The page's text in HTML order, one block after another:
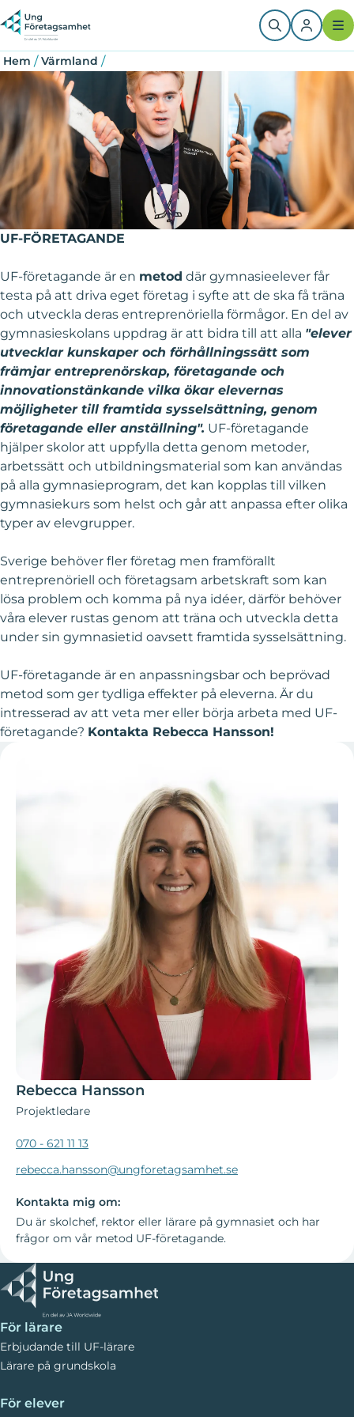
Hoppa
till
huvudinnehåll
Länkstig
Hem / Värmland /
UF-FÖRETAGANDE
UF-företagande är en metod där gymnasieelever får
testa på att driva eget företag i syfte att de ska få träna
och utveckla deras entreprenöriella förmågor. En del av
gymnasieskolans uppdrag är att bidra till att alla "elever
utvecklar kunskaper och förhållningssätt som
främjar entreprenörskap, företagande och
innovationstänkande vilka ökar elevernas
möjligheter till framtida sysselsättning, genom
företagande eller anställning". UF-företagande
hjälper skolor att uppfylla detta genom metoder,
arbetssätt och utbildningsmaterial som kan användas
på alla gymnasieprogram, det kan kopplas till vilken
gymnasiekurs som helst och går att anpassa efter olika
typer av elevgrupper.
Sverige behöver fler företag men framförallt
entreprenöriell och företagsam arbetskraft som kan
lösa problem och komma på nya idéer, därför behöver
våra elever rustas genom att träna och utveckla detta
under sin gymnasietid oavsett framtida sysselsättning.
UF-företagande är en anpassningsbar och beprövad
metod som ger tydliga effekter på eleverna. Är du
intresserad av att veta mer eller börja arbeta med UF-
företagande? Kontakta Rebecca Hansson!
Rebecca Hansson
Projektledare
070 - 621 11 13
rebecca.hansson@ungforetagsamhet.se
Kontakta mig om:
Du är skolchef, rektor eller lärare på gymnasiet och har
frågor om vår metod UF-företagande.
För lärare
Erbjudande till UF-lärare
Lärare på grundskola
För elever